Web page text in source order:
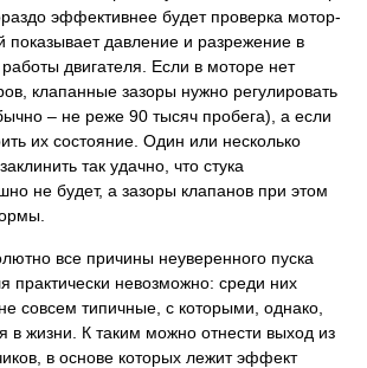
эффективнее будет проверка мотор-
показывает давление и разрежение в
двигателя. Если в моторе нет
клапанные зазоры нужно регулировать
– не реже 90 тысяч пробега), а если
их состояние. Один или несколько
так удачно, что стука
не будет, а зазоры клапанов при этом
все причины неуверенного пуска
практически невозможно: среди них
совсем типичные, с которыми, однако,
в жизни. К таким можно отнести выход из
в основе которых лежит эффект